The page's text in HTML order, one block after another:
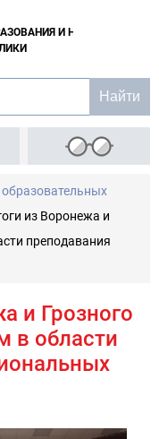
И НАУКИ
образовательных
из Воронежа и
преподавания
и Грозного
в области